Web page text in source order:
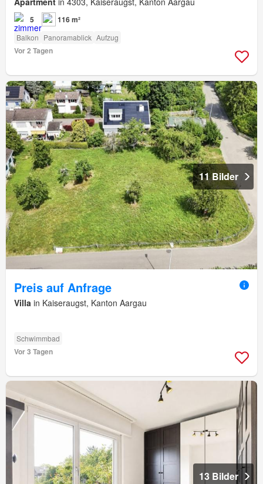
5 116 m²
Balkon Panoramablick Aufzug
Vor 2 Tagen
11 Bilder
Preis auf Anfrage
Villa in Kaiseraugst, Kanton Aargau
Schwimmbad
Vor 3 Tagen
13 Bilder